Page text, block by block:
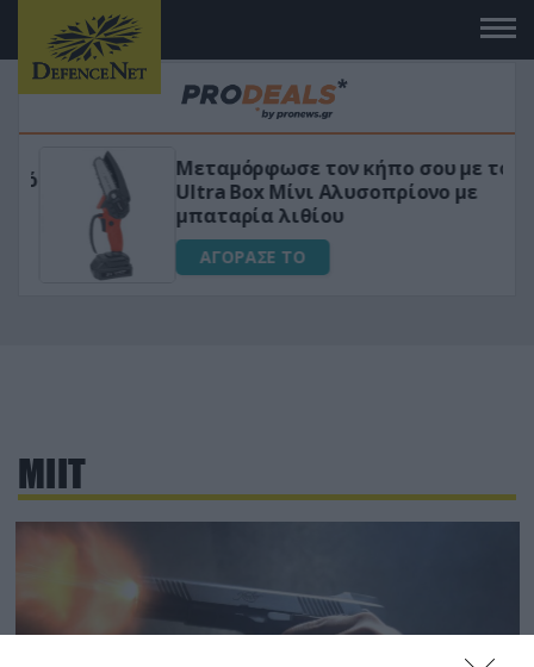
Μεταμόρφωσε τον κήπο σου με το
Ultra Box Μίνι Αλυσοπρίονο με
μπαταρία λιθίου
ΑΓΟΡΑΣΕ ΤΟ
ΜΙΙΤ